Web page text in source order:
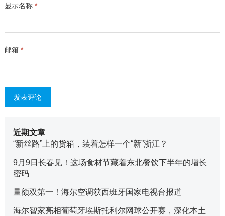
显示名称 *
邮箱 *
近期文章
“新丝路”上的货箱，装着怎样一个“新”浙江？
9月9日长春见！这场食材节藏着东北餐饮下半年的增长
密码
量额双第一！海尔空调获西班牙国家电视台报道
海尔智家亮相葡萄牙埃斯托利尔网球公开赛，深化本土